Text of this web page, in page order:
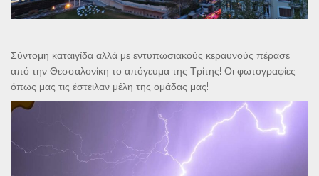
Σύντομη καταιγίδα αλλά με εντυπωσιακούς κεραυνούς πέρασε
από την Θεσσαλονίκη το απόγευμα της Τρίτης! Οι φωτογραφίες
όπως μας τις έστειλαν μέλη της ομάδας μας!